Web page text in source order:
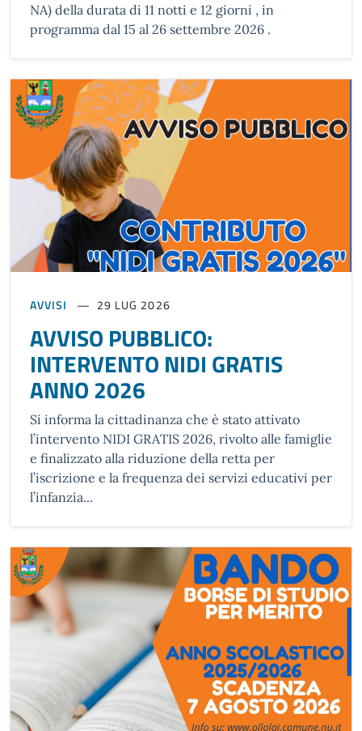
NA) della durata di 11 notti e 12 giorni , in
programma dal 15 al 26 settembre 2026 .
AVVISI 29 LUG 2026
AVVISO PUBBLICO:
INTERVENTO NIDI GRATIS
ANNO 2026
Si informa la cittadinanza che è stato attivato
l’intervento NIDI GRATIS 2026, rivolto alle famiglie
e finalizzato alla riduzione della retta per
l’iscrizione e la frequenza dei servizi educativi per
l’infanzia...